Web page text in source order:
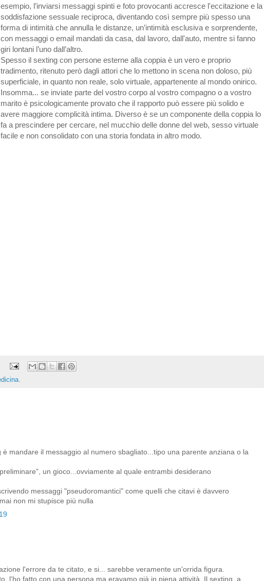
esempio, l’inviarsi messaggi spinti e foto provocanti accresce l'eccitazione e la
soddisfazione sessuale reciproca, diventando così sempre più spesso una
forma di intimità che annulla le distanze, un’intimità esclusiva e sorprendente,
con messaggi o email mandati da casa, dal lavoro, dall'auto, mentre si fanno
giri lontani l’uno dall’altro.
Spesso il sexting con persone esterne alla coppia è un vero e proprio
tradimento, ritenuto però dagli attori che lo mettono in scena non doloso, più
superficiale, in quanto non reale, solo virtuale, appartenente al mondo onirico.
Insomma... se inviate parte del vostro corpo al vostro compagno o a vostro
marito è psicologicamente provato che il rapporto può essere più solido e
avere maggiore complicità intima. Diverso è se un componente della coppia lo
fa a prescindere per cercare, nel mucchio delle donne del web, sesso virtuale
facile e non consolidato con una storia fondata in altro modo.
è mandare il messaggio al numero sbagliato...tipo una parente anziana o la
un gioco...ovviamente al quale entrambi desiderano
messaggi "pseudoromantici" come quelli che citavi è davvero
non mi stupisce più nulla
l'errore da te citato, e si... sarebbe veramente un'orrida figura.
l'ho fatto con una persona ma eravamo già in piena attività. Il sexting, a